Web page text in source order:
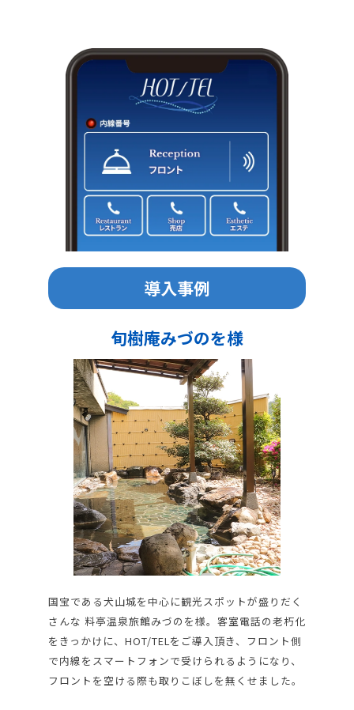
導入事例
旬樹庵みづのを様
国宝である犬山城を中心に観光スポットが盛りだく
さんな 料亭温泉旅館みづのを様。客室電話の老朽化
をきっかけに、HOT/TELをご導入頂き、フロント側
で内線をスマートフォンで受けられるようになり、
フロントを空ける際も取りこぼしを無くせました。